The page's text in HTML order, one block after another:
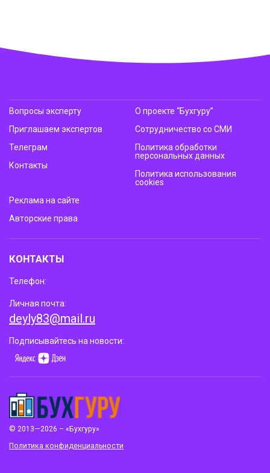
© 2013—2026 – «Бухгуру»
Политика конфиденциальности
Вопросы эксперту
Приглашаем экспертов
Телеграм
Контакты
О проекте “Бухгуру”
Сотрудничество со СМИ
Политика обработки
персональных данных
Политика использования
cookies
Реклама на сайте
Авторские права
КОНТАКТЫ
Телефон:
Личная почта:
deyly83@mail.ru
Подписывайтесь на новости: